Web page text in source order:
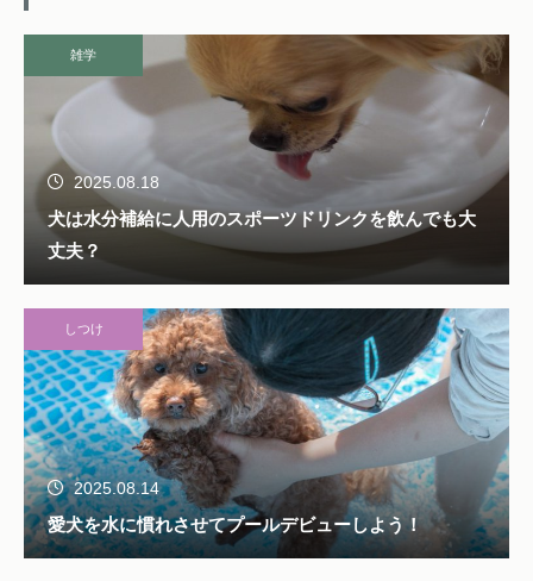
雑学
2025.08.18
犬は水分補給に人用のスポーツドリンクを飲んでも大
丈夫？
しつけ
2025.08.14
愛犬を水に慣れさせてプールデビューしよう！